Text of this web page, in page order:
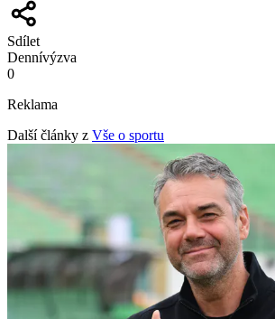
Sdílet
Dennívýzva
0
Reklama
Další články z Vše o sportu